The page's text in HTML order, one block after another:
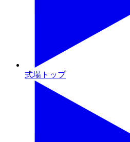
式場トップ